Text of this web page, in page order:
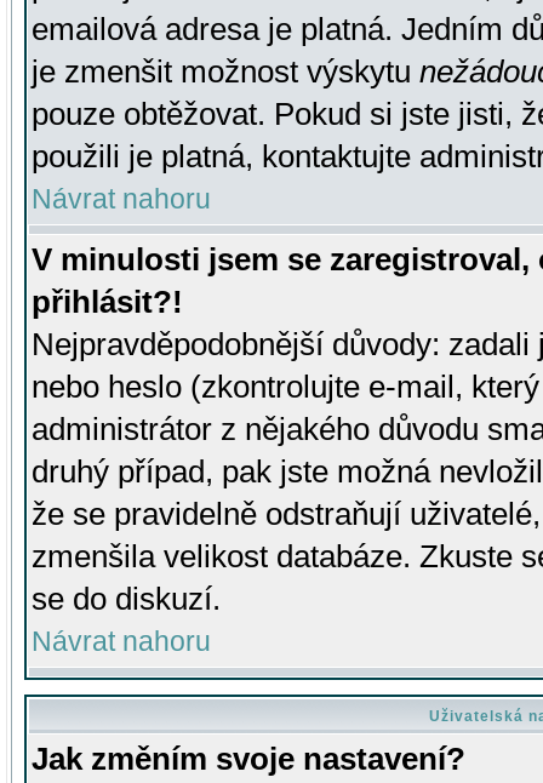
emailová adresa je platná. Jedním
je zmenšit možnost výskytu
pouze obtěžovat. Pokud si jste jisti,
použili je platná, kontaktujte
Návrat nahoru
V minulosti jsem se
přihlásit?!
Nejpravděpodobnější důvody:
nebo heslo (zkontrolujte e-mail,
administrátor z nějakého důvodu
druhý případ, pak jste možná
že se pravidelně odstraňují
zmenšila velikost databáze. Zkuste
se do diskuzí.
Návrat nahoru
Uživatelská
Jak změním svoje nastavení?